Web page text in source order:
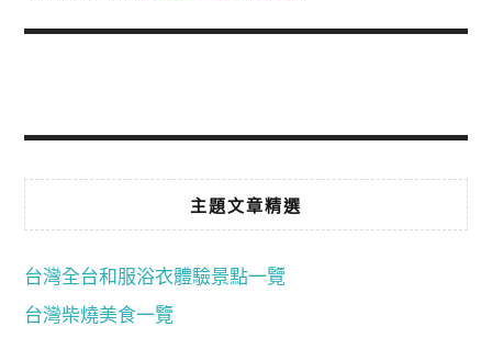
主題文章精選
台灣全台和服浴衣體驗景點一覽
台灣柴燒美食一覽